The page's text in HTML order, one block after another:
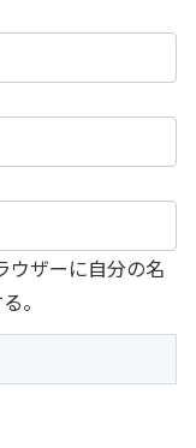
ウザーに自分の名
。